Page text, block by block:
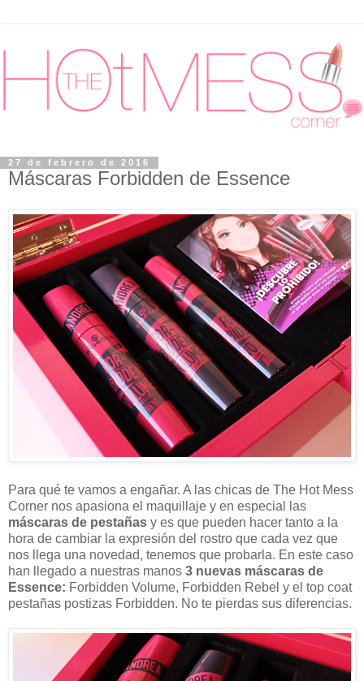
27 de febrero de 2016
Máscaras Forbidden de Essence
Para qué te vamos a engañar. A las chicas de The Hot Mess
Corner nos apasiona el maquillaje y en especial las
máscaras de pestañas y es que pueden hacer tanto a la
hora de cambiar la expresión del rostro que cada vez que
nos llega una novedad, tenemos que probarla. En este caso
han llegado a nuestras manos 3 nuevas máscaras de
Essence: Forbidden Volume, Forbidden Rebel y el top coat
pestañas postizas Forbidden. No te pierdas sus diferencias.